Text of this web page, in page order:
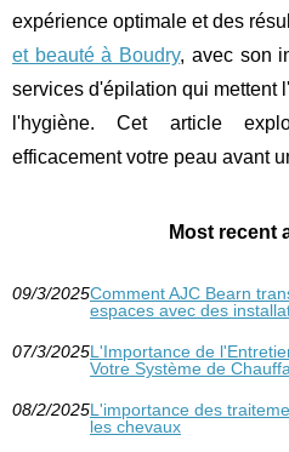
expérience optimale et des
et beauté à Boudry, avec son
services d'épilation qui mettent
l'hygiène. Cet article
efficacement votre peau avant
Most recent
09/3/2025Comment AJC Bearn
espaces avec des
07/3/2025L'Importance de
Votre Système de
08/2/2025L'importance des
les chevaux